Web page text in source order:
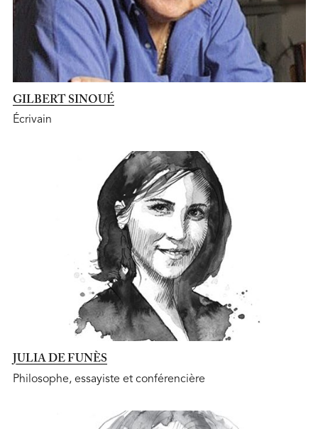
GILBERT SINOUÉ
Écrivain
JULIA DE FUNÈS
Philosophe, essayiste et conférencière